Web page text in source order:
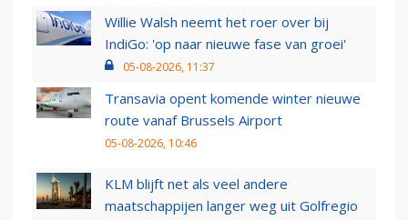
Willie Walsh neemt het roer over bij
IndiGo: 'op naar nieuwe fase van groei'
05-08-2026, 11:37
Transavia opent komende winter nieuwe
route vanaf Brussels Airport
05-08-2026, 10:46
KLM blijft net als veel andere
maatschappijen langer weg uit Golfregio